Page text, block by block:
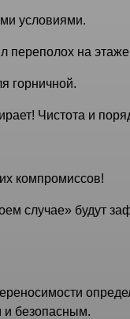
условиями.
переполох на
горничной.
Чистота и
компромиссов!
случае» будут
и безопасным.